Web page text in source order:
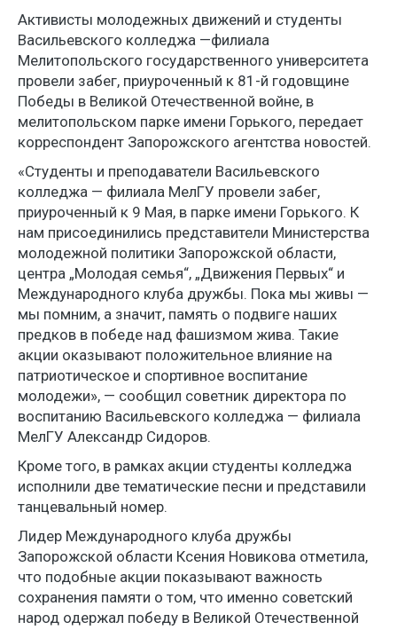
Активисты молодежных движений и студенты
Васильевского колледжа —филиала
Мелитопольского государственного университета
провели забег, приуроченный к 81-й годовщине
Победы в Великой Отечественной войне, в
мелитопольском парке имени Горького, передает
корреспондент Запорожского агентства новостей.
«Студенты и преподаватели Васильевского
колледжа — филиала МелГУ провели забег,
приуроченный к 9 Мая, в парке имени Горького. К
нам присоединились представители Министерства
молодежной политики Запорожской области,
центра „Молодая семья“, „Движения Первых“ и
Международного клуба дружбы. Пока мы живы —
мы помним, а значит, память о подвиге наших
предков в победе над фашизмом жива. Такие
акции оказывают положительное влияние на
патриотическое и спортивное воспитание
молодежи», — сообщил советник директора по
воспитанию Васильевского колледжа — филиала
МелГУ Александр Сидоров.
Кроме того, в рамках акции студенты колледжа
исполнили две тематические песни и представили
танцевальный номер.
Лидер Международного клуба дружбы
Запорожской области Ксения Новикова отметила,
что подобные акции показывают важность
сохранения памяти о том, что именно советский
народ одержал победу в Великой Отечественной